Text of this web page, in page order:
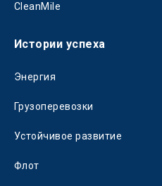
CleanMile
Истории успеха
Энергия
Грузоперевозки
Устойчивое развитие
Флот